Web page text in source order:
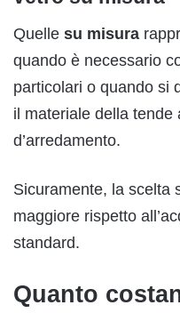
Quelle su misura
quando è necessario
particolari o quando si
il materiale della tende
d’arredamento.
Sicuramente, la scelta
maggiore rispetto
standard.
Quanto